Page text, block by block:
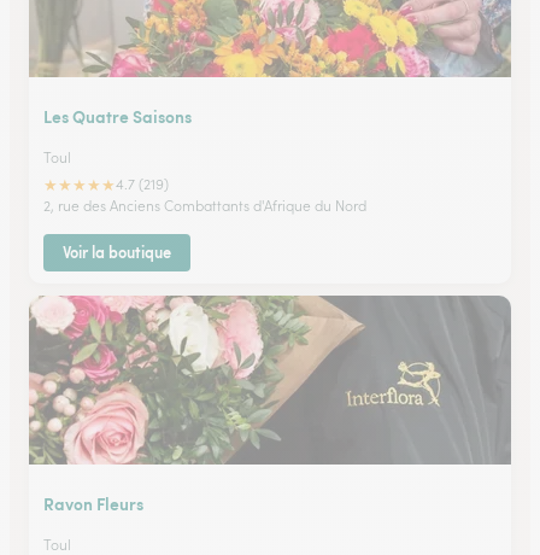
Les Quatre Saisons
Toul
★★★★★4.7 (219)
2, rue des Anciens Combattants d'Afrique du Nord
Voir la boutique
Ravon Fleurs
Toul